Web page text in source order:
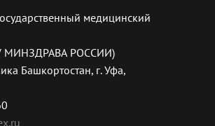
медицинский
МИНЗДРАВА РОССИИ)
Башкортостан, г. Уфа,